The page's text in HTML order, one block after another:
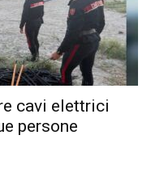
cavi elettrici
persone